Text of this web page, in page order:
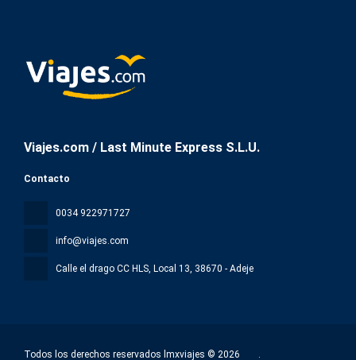
Viajes.com / Last Minute Express S.L.U.
Contacto
0034 922971727
info@viajes.com
Calle el drago CC HLS, Local 13, 38670 - Adeje
Todos los derechos reservados lmxviajes © 2026 .